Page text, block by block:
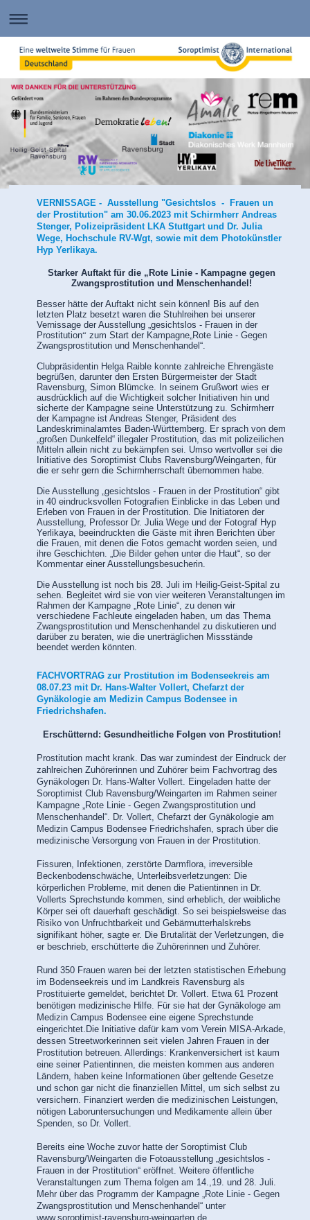
VERNISSAGE - Ausstellung "Gesichtslos - Frauen un
der Prostitution" am 30.06.2023mit Schirmherr Andreas
Stenger, Polizeipräsident LKA Stuttgart und Dr. Julia
Wege, Hochschule RV-Wgt, sowie mit dem Photokünstler
Hyp Yerlikaya.
Starker Auftakt für die „Rote Linie - Kampagne gegen
Zwangsprostitution und Menschenhandel!
Besser hätte der Auftakt nicht sein können! Bis auf den
letzten Platz besetzt waren die Stuhlreihen bei unserer
Vernissage der Ausstellung „gesichtslos - Frauen in der
Prostitution“ zum Start der Kampagne„Rote Linie - Gegen
Zwangsprostitution und Menschenhandel“.
Clubpräsidentin Helga Raible konnte zahlreiche Ehrengäste
begrüßen, darunter den Ersten Bürgermeister der Stadt
Ravensburg, Simon Blümcke. In seinem Grußwort wies er
ausdrücklich auf die Wichtigkeit solcher Initiativen hin und
sicherte der Kampagne seine Unterstützung zu. Schirmherr
der Kampagne ist Andreas Stenger, Präsident des
Landeskriminalamtes Baden-Württemberg. Er sprach von dem
„großen Dunkelfeld“ illegaler Prostitution, das mit polizeilichen
Mitteln allein nicht zu bekämpfen sei. Umso wertvoller sei die
Initiative des Soroptimist Clubs Ravensburg/Weingarten, für
die er sehr gern die Schirmherrschaft übernommen habe.
Die Ausstellung „gesichtslos - Frauen in der Prostitution“ gibt
in 40 eindrucksvollen Fotografien Einblicke in das Leben und
Erleben von Frauen in der Prostitution. Die Initiatoren der
Ausstellung, Professor Dr. Julia Wege und der Fotograf Hyp
Yerlikaya, beeindruckten die Gäste mit ihren Berichten über
die Frauen, mit denen die Fotos gemacht worden seien, und
ihre Geschichten. „Die Bilder gehen unter die Haut“, so der
Kommentar einer Ausstellungsbesucherin.
Die Ausstellung ist noch bis 28. Juli im Heilig-Geist-Spital zu
sehen. Begleitet wird sie von vier weiteren Veranstaltungen im
Rahmen der Kampagne „Rote Linie“, zu denen wir
verschiedene Fachleute eingeladen haben, um das Thema
Zwangsprostitution und Menschenhandel zu diskutieren und
darüber zu beraten, wie die unerträglichen Missstände
beendet werden könnten.
FACHVORTRAG zur Prostitution im Bodenseekreis am
08.07.23 mit Dr. Hans-Walter Vollert, Chefarzt der
Gynäkologie am Medizin Campus Bodensee in
Friedrichshafen.
Erschütternd: Gesundheitliche Folgen von Prostitution!
Prostitution macht krank. Das war zumindest der Eindruck der
zahlreichen Zuhörerinnen und Zuhörer beim Fachvortrag des
Gynäkologen Dr. Hans-Walter Vollert. Eingeladen hatte der
Soroptimist Club Ravensburg/Weingarten im Rahmen seiner
Kampagne „Rote Linie - Gegen Zwangsprostitution und
Menschenhandel“. Dr. Vollert, Chefarzt der Gynäkologie am
Medizin Campus Bodensee Friedrichshafen, sprach über die
medizinische Versorgung von Frauen in der Prostitution.
Fissuren, Infektionen, zerstörte Darmflora, irreversible
Beckenbodenschwäche, Unterleibsverletzungen: Die
körperlichen Probleme, mit denen die Patientinnen in Dr.
Vollerts Sprechstunde kommen, sind erheblich, der weibliche
Körper sei oft dauerhaft geschädigt. So sei beispielsweise das
Risiko von Unfruchtbarkeit und Gebärmutterhalskrebs
signifikant höher, sagte er. Die Brutalität der Verletzungen, die
er beschrieb, erschütterte die Zuhörerinnen und Zuhörer.
Rund 350 Frauen waren bei der letzten statistischen Erhebung
im Bodenseekreis und im Landkreis Ravensburg als
Prostituierte gemeldet, berichtet Dr. Vollert. Etwa 61 Prozent
benötigen medizinische Hilfe. Für sie hat der Gynäkologe am
Medizin Campus Bodensee eine eigene Sprechstunde
eingerichtet.Die Initiative dafür kam vom Verein MISA-Arkade,
dessen Streetworkerinnen seit vielen Jahren Frauen in der
Prostitution betreuen. Allerdings: Krankenversichert ist kaum
eine seiner Patientinnen, die meisten kommen aus anderen
Ländern, haben keine Informationen über geltende Gesetze
und schon gar nicht die finanziellen Mittel, um sich selbst zu
versichern. Finanziert werden die medizinischen Leistungen,
nötigen Laboruntersuchungen und Medikamente allein über
Spenden, so Dr. Vollert.
Bereits eine Woche zuvor hatte der Soroptimist Club
Ravensburg/Weingarten die Fotoausstellung „gesichtslos -
Frauen in der Prostitution“ eröffnet. Weitere öffentliche
Veranstaltungen zum Thema folgen am 14.,19. und 28. Juli.
Mehr über das Programm der Kampagne „Rote Linie - Gegen
Zwangsprostitution und Menschenhandel“ unter
www.soroptimist-ravensburg-weingarten.de